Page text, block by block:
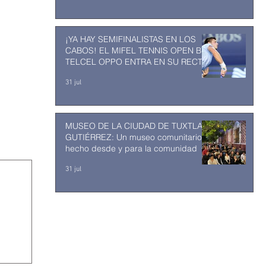
¡YA HAY SEMIFINALISTAS EN LOS
CABOS! EL MIFEL TENNIS OPEN BY
TELCEL OPPO ENTRA EN SU RECTA
31 jul
MUSEO DE LA CIUDAD DE TUXTLA
GUTIÉRREZ: Un museo comunitario
hecho desde y para la comunidad
31 jul